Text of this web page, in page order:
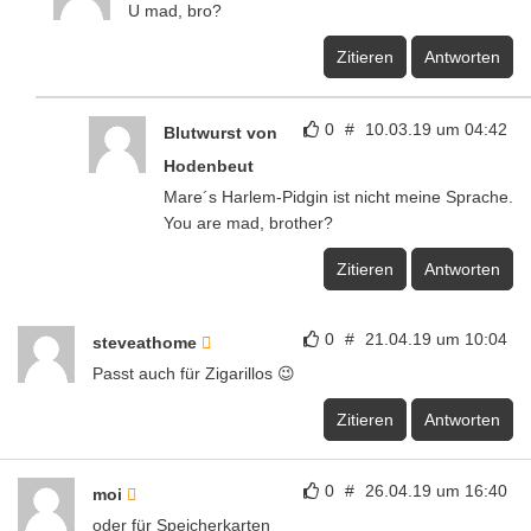
U mad, bro?
Zitieren Antworten
0 # 10.03.19 um 04:42
Blutwurst von
Hodenbeut
Mare´s Harlem-Pidgin ist nicht meine Sprache.
You are mad, brother?
Zitieren Antworten
0 # 21.04.19 um 10:04
steveathome
Passt auch für Zigarillos 😉
Zitieren Antworten
0 # 26.04.19 um 16:40
moi
oder für Speicherkarten